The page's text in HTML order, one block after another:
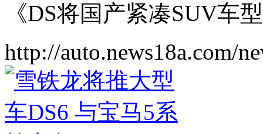
《DS将国产紧凑SUV车
http://auto.news18a.com/